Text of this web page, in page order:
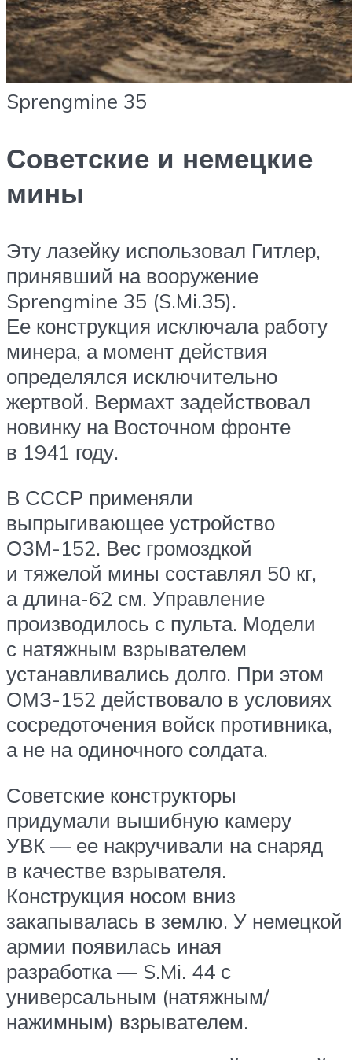
Sprengmine 35
Советские и немецкие
мины
Эту лазейку использовал Гитлер,
принявший на вооружение
Sprengmine 35 (S.Mi.35).
Ее конструкция исключала работу
минера, а момент действия
определялся исключительно
жертвой. Вермахт задействовал
новинку на Восточном фронте
в 1941 году.
В СССР применяли
выпрыгивающее устройство
ОЗМ-152. Вес громоздкой
и тяжелой мины составлял 50 кг,
а длина-62 см. Управление
производилось с пульта. Модели
с натяжным взрывателем
устанавливались долго. При этом
ОМЗ-152 действовало в условиях
сосредоточения войск противника,
а не на одиночного солдата.
Советские конструкторы
придумали вышибную камеру
УВК — ее накручивали на снаряд
в качестве взрывателя.
Конструкция носом вниз
закапывалась в землю. У немецкой
армии появилась иная
разработка — S.Mi. 44 с
универсальным (натяжным/
нажимным) взрывателем.